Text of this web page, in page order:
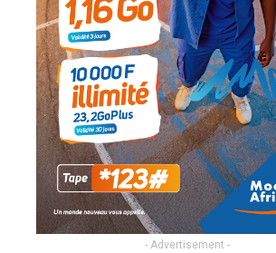
- Advertisement -